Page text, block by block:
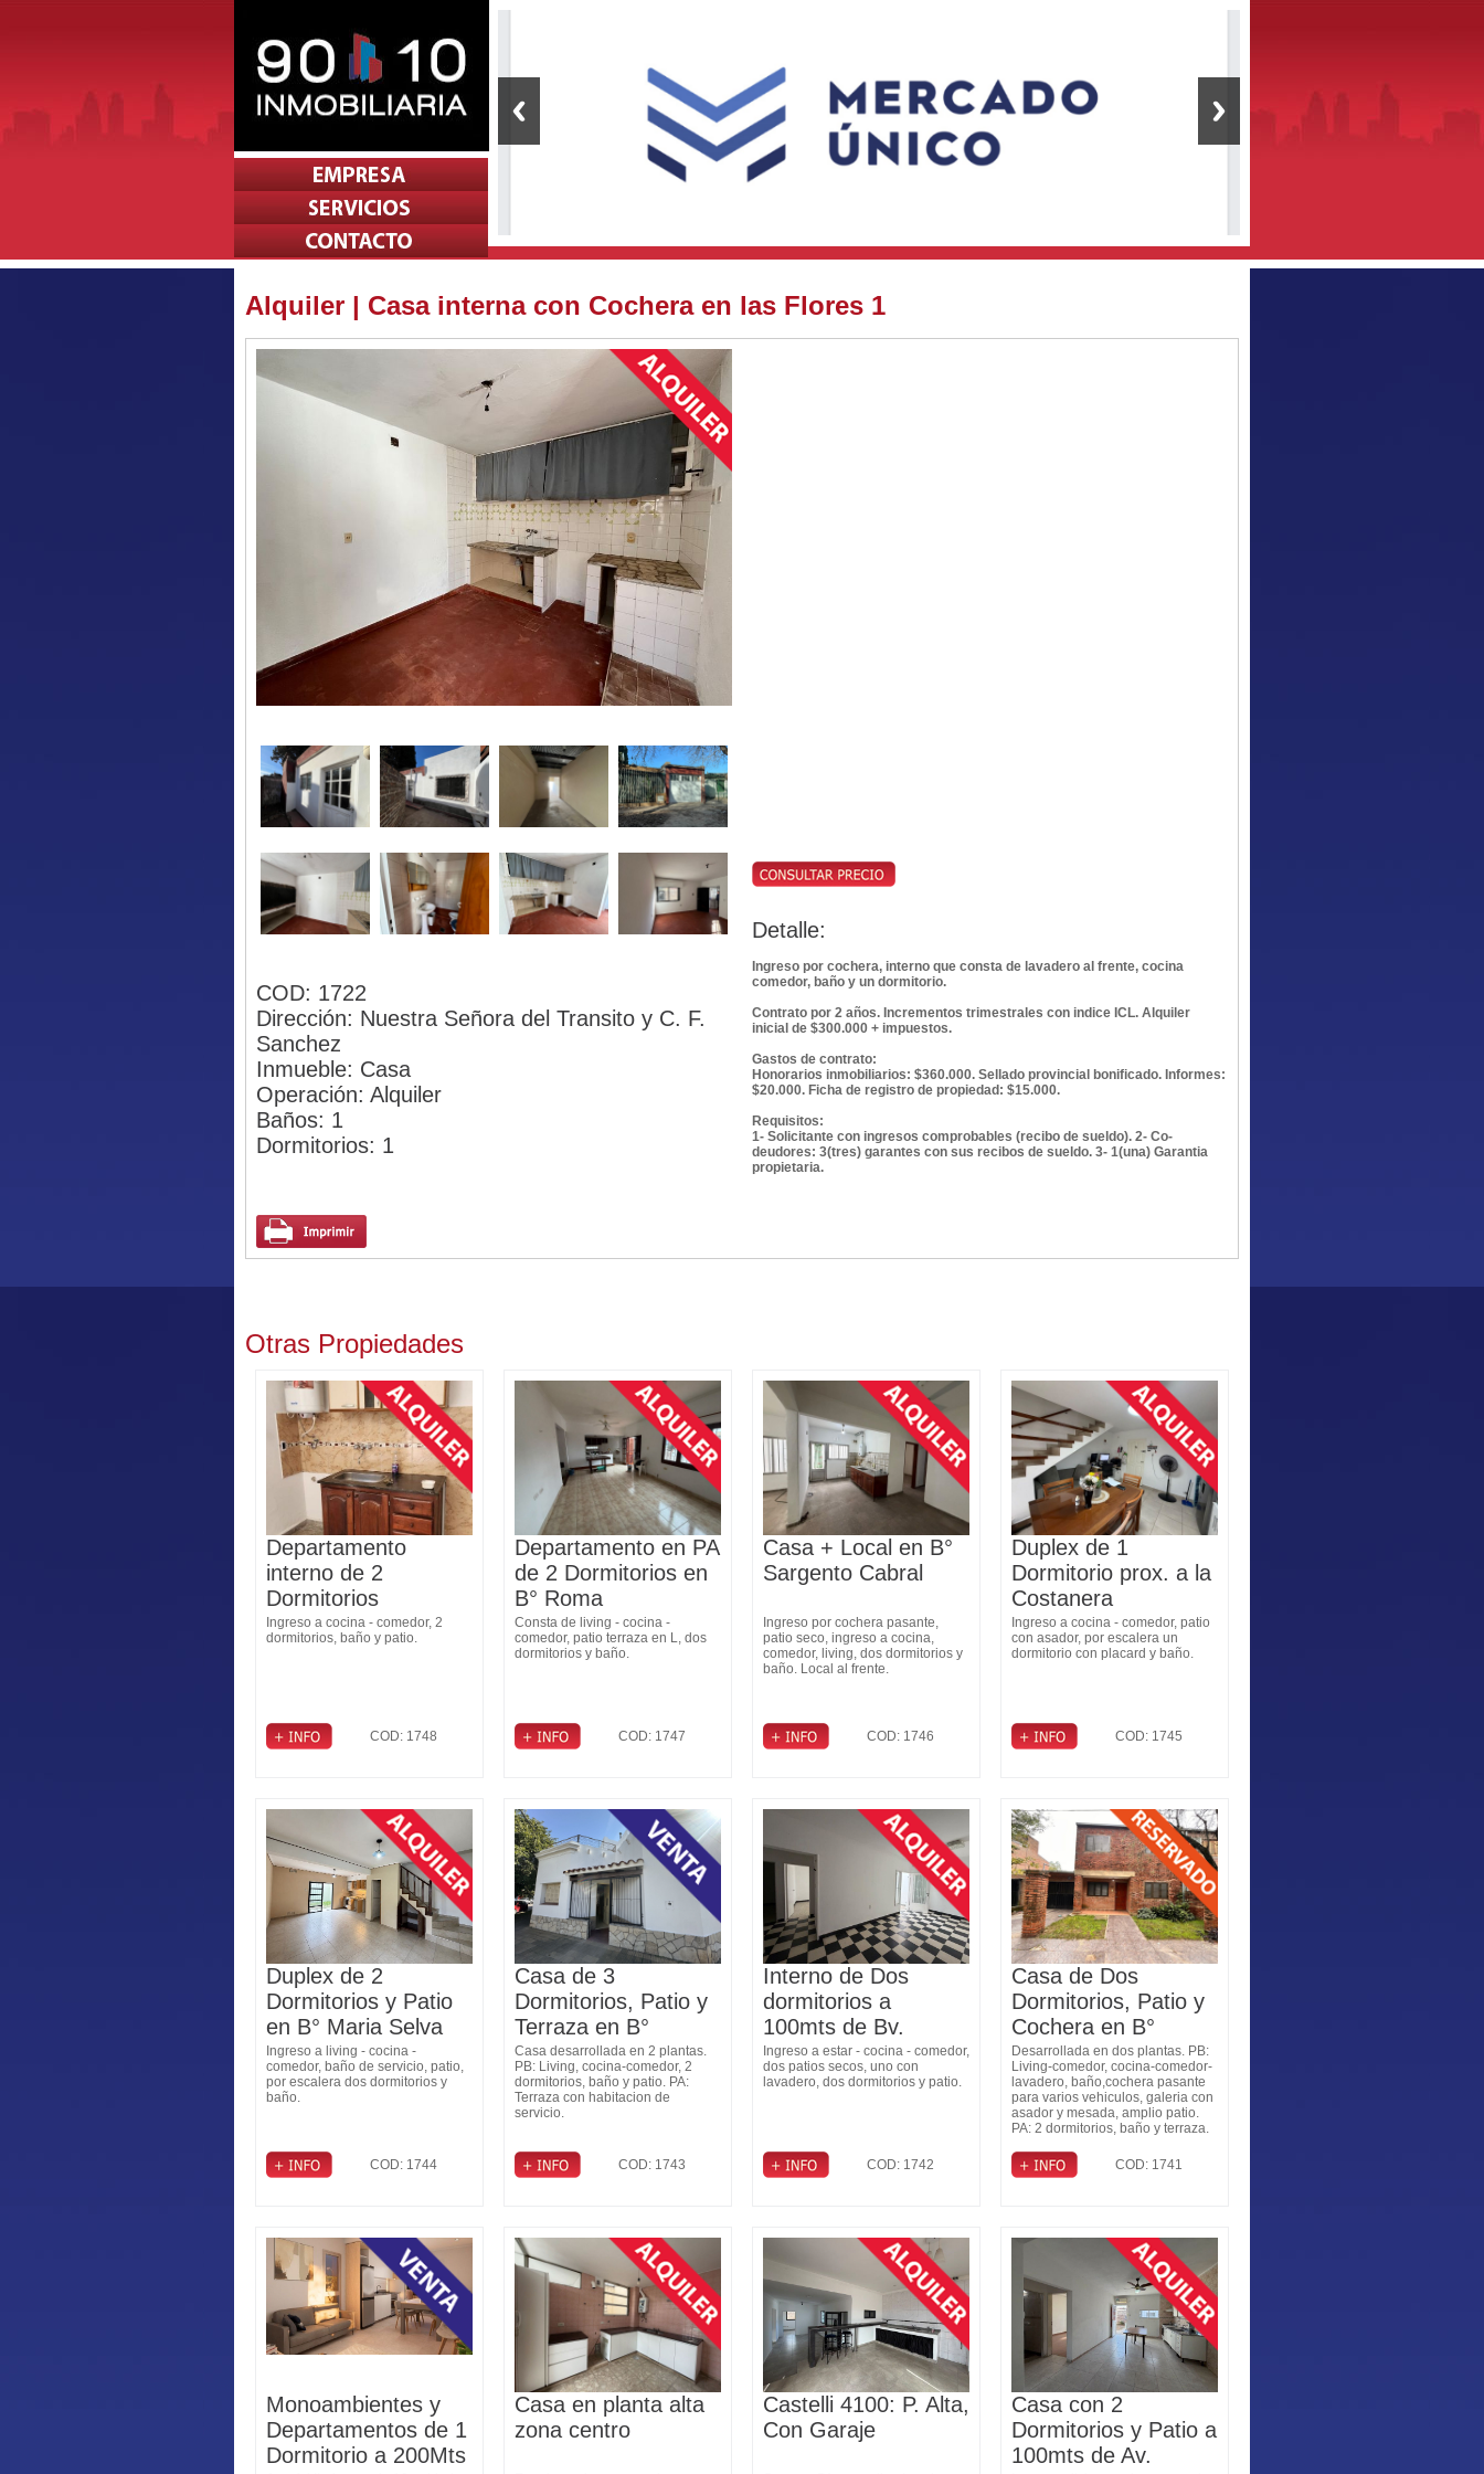
Alquiler | Casa interna con Cochera en las Flores 1
COD: 1722
Dirección: Nuestra Señora del Transito y C. F.
Sanchez
Inmueble: Casa
Operación: Alquiler
Baños: 1
Dormitorios: 1
Detalle:
Ingreso por cochera, interno que consta de lavadero al frente, cocina
comedor, baño y un dormitorio.
Contrato por 2 años. Incrementos trimestrales con indice ICL. Alquiler
inicial de $300.000 + impuestos.
Gastos de contrato:
Honorarios inmobiliarios: $360.000. Sellado provincial bonificado. Informes:
$20.000. Ficha de registro de propiedad: $15.000.
Requisitos:
1- Solicitante con ingresos comprobables (recibo de sueldo). 2- Co-
deudores: 3(tres) garantes con sus recibos de sueldo. 3- 1(una) Garantia
propietaria.
Otras Propiedades
Departamento
interno de 2
Dormitorios
Ingreso a cocina - comedor, 2
dormitorios, baño y patio.
COD: 1748
Departamento en PA
de 2 Dormitorios en
B° Roma
Consta de living - cocina -
comedor, patio terraza en L, dos
dormitorios y baño.
COD: 1747
Casa + Local en B°
Sargento Cabral
Ingreso por cochera pasante,
patio seco, ingreso a cocina,
comedor, living, dos dormitorios y
baño. Local al frente.
COD: 1746
Duplex de 1
Dormitorio prox. a la
Costanera
Ingreso a cocina - comedor, patio
con asador, por escalera un
dormitorio con placard y baño.
COD: 1745
Duplex de 2
Dormitorios y Patio
en B° Maria Selva
Ingreso a living - cocina -
comedor, baño de servicio, patio,
por escalera dos dormitorios y
baño.
COD: 1744
Casa de 3
Dormitorios, Patio y
Terraza en B°
Fomento 9 de Julio
Casa desarrollada en 2 plantas.
PB: Living, cocina-comedor, 2
dormitorios, baño y patio. PA:
Terraza con habitacion de
servicio.
COD: 1743
Interno de Dos
dormitorios a
100mts de Bv.
Pellegrini
Ingreso a estar - cocina - comedor,
dos patios secos, uno con
lavadero, dos dormitorios y patio.
COD: 1742
Casa de Dos
Dormitorios, Patio y
Cochera en B°
Judiciales
Desarrollada en dos plantas. PB:
Living-comedor, cocina-comedor-
lavadero, baño,cochera pasante
para varios vehiculos, galeria con
asador y mesada, amplio patio.
PA: 2 dormitorios, baño y terraza.
COD: 1741
Monoambientes y
Departamentos de 1
Dormitorio a 200Mts
Casa en planta alta
zona centro
Castelli 4100: P. Alta,
Con Garaje
Casa con 2
Dormitorios y Patio a
100mts de Av.